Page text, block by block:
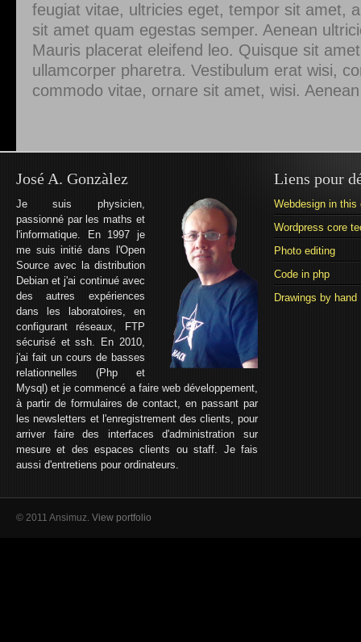
feugiat vitae, ultricies eget, tempor sit amet,
sit amet quam egestas semper. Aenean
Mauris placerat eleifend leo. Quisque sit
ullamcorper pharetra. Vestibulum erat wisi,
commodo vitae, ornare sit amet, wisi.
José A. Gonzàlez
Je suis physicien,
passionné par les maths et
l'informatique. En 1997 je
me suis initié dans l'Open
Source avec la distribution
Debian et j'ai continué avec
des autres expériences
dans les laboratoires, en
configurant réseaux, FTP
sécurisé et ssh. En 2010,
j'ai fait un cours de basses
relationnelles (Php et
Mysql) et je commencé a faire web développement,
à partir de formulaires de contact, en passant par
les newsletters et l'enregistrement des clients, pour
arriver faire des interfaces d'administration sur
mesure et des espaces clients ou staff. Je fais
aussi d'entretiens pour ordinateurs.
Liens pour
Webdesign in this
Wordpress core
Photo editing
Code in php
Drawings by hand
© 2011 Ansimuz. View portfolio